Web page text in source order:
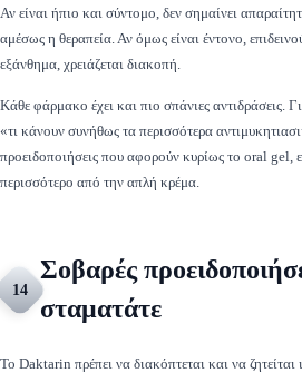
Αν είναι ήπιο και σύντομο, δεν σημαίνει
αμέσως η θεραπεία. Αν όμως είναι έντονο,
εξάνθημα, χρειάζεται διακοπή.
Κάθε φάρμακο έχει και πιο σπάνιες αντιδράσεις.
«τι κάνουν συνήθως τα περισσότερα
προειδοποιήσεις που αφορούν κυρίως το oral gel,
περισσότερο από την απλή κρέμα.
14
Σοβαρές
σταματάτε
Το Daktarin πρέπει να διακόπτεται και να